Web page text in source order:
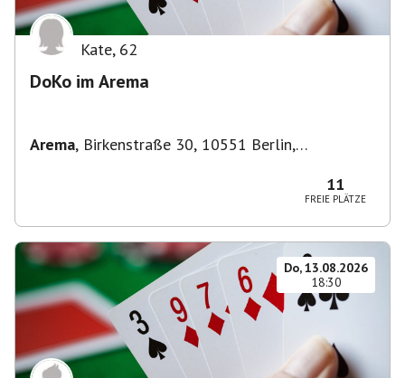
Kate, 62
DoKo im Arema
Arema, Birkenstraße 30, 10551 Berlin,
11
FREIE PLÄTZE
Do, 13.08.2026
18:30